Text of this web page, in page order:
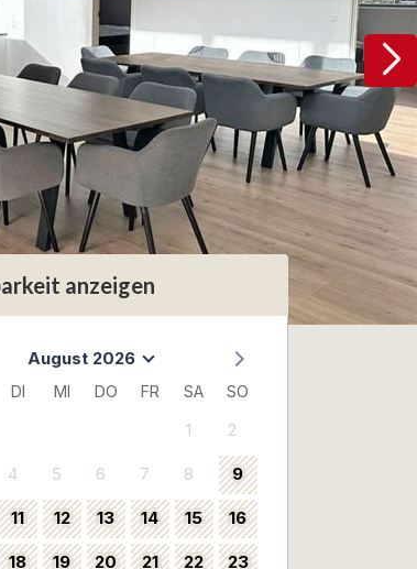
anzeigen
August 2026
DI MI DO FR SA SO
1 2
4 5 6 7 8 9
11 12 13 14 15 16
18 19 20 21 22 23